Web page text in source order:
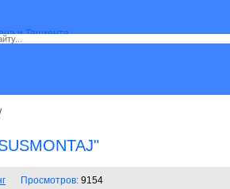
/
Просмотров: 9154